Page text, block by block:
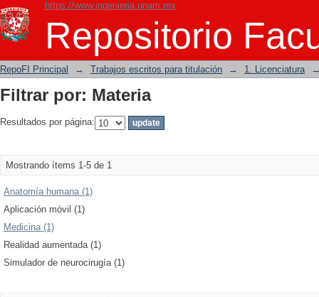
https://www.ingenieria.unam.mx
Repositorio
Filtrar por: Materia
RepoFI Principal → Trabajos escritos para titulación → 1. Licenciatura
Filtrar por: Materia
Resultados por página:
Mostrando ítems 1-5 de 1
Anatomía humana (1)
Aplicación móvil (1)
Medicina (1)
Realidad aumentada (1)
Simulador de neurocirugía (1)